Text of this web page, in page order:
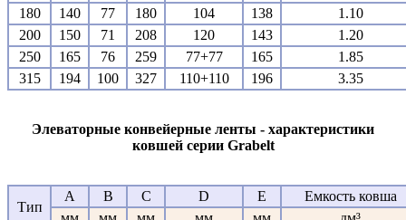
180
140 77 180 104 138
1.10
200
150 71 208 120 143
1.20
250
165 76 259 77+77 165
1.85
315
194 100 327 110+110 196 3.35
Элеваторные конвейерные ленты - характеристики
ковшей серии Grabelt
Тип
A B C D E
Емкость ковша